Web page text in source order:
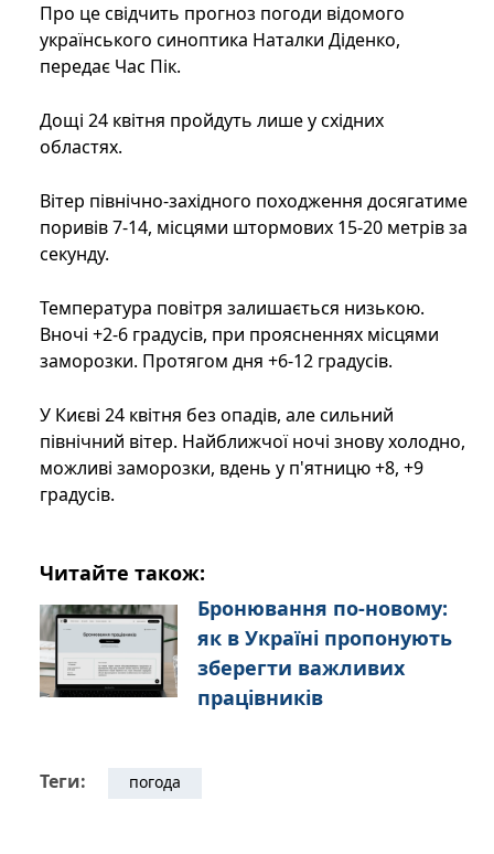
Про це свідчить прогноз погоди відомого
українського синоптика Наталки Діденко,
передає Час Пік.
Дощі 24 квітня пройдуть лише у східних
областях.
Вітер північно-західного походження досягатиме
поривів 7-14, місцями штормових 15-20 метрів за
секунду.
Температура повітря залишається низькою.
Вночі +2-6 градусів, при проясненнях місцями
заморозки. Протягом дня +6-12 градусів.
У Києві 24 квітня без опадів, але сильний
північний вітер. Найближчої ночі знову холодно,
можливі заморозки, вдень у п'ятницю +8, +9
градусів.
Читайте також:
Бронювання по-новому:
як в Україні пропонують
зберегти важливих
працівників
Теги: погода